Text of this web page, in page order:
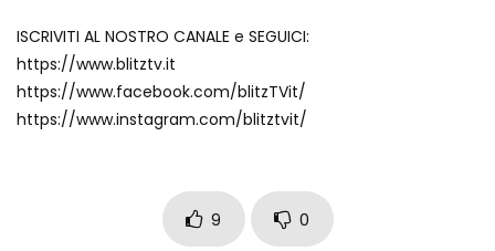
Due navi USA si scontrano in mare
ISCRIVITI AL NOSTRO CANALE e SEGUICI:
https://www.blitztv.it
https://www.facebook.com/blitzTVit/
https://www.instagram.com/blitztvit/
9 0